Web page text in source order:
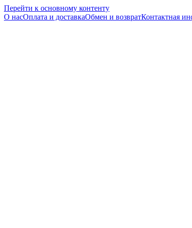
Перейти к основному контенту
О насОплата и доставкаОбмен и возвратКонтактная